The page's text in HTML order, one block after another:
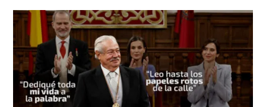
León
XIV
termina
su
gira
por
África,
condenando